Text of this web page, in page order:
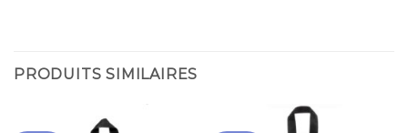
PRODUITS SIMILAIRES